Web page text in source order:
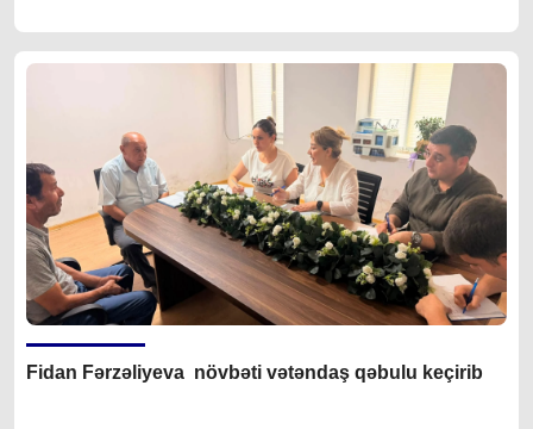
Fidan Fərzəliyeva növbəti vətəndaş qəbulu keçirib